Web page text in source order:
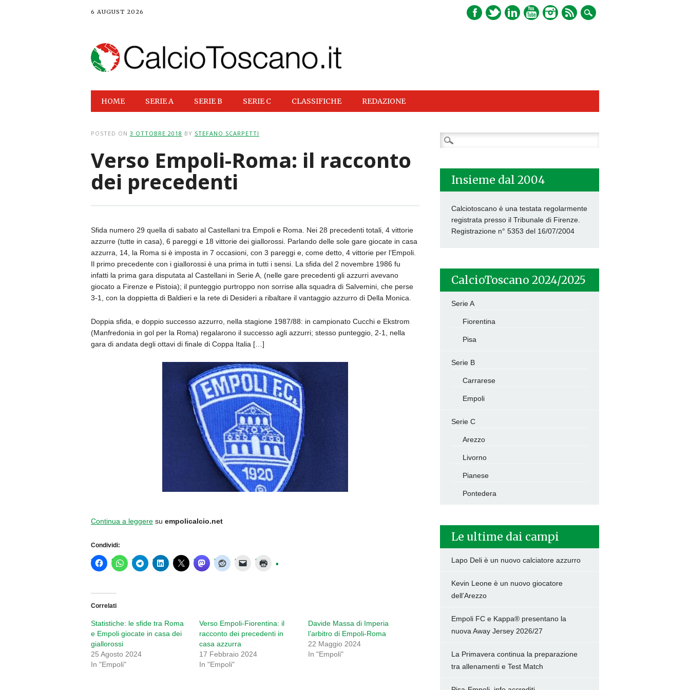
6 AUGUST 2026
Main menu
HOME SERIE A SERIE B SERIE C CLASSIFICHE REDAZIONE
POSTED ON 3 OTTOBRE 2018 BY STEFANO SCARPETTI
Verso Empoli-Roma: il racconto
dei precedenti
Sfida numero 29 quella di sabato al Castellani tra Empoli e Roma. Nei 28 precedenti totali, 4 vittorie
azzurre (tutte in casa), 6 pareggi e 18 vittorie dei giallorossi. Parlando delle sole gare giocate in casa
azzurra, 14, la Roma si è imposta in 7 occasioni, con 3 pareggi e, come detto, 4 vittorie per l’Empoli.
Il primo precedente con i giallorossi è una prima in tutti i sensi. La sfida del 2 novembre 1986 fu
infatti la prima gara disputata al Castellani in Serie A, (nelle gare precedenti gli azzurri avevano
giocato a Firenze e Pistoia); il punteggio purtroppo non sorrise alla squadra di Salvemini, che perse
3-1, con la doppietta di Baldieri e la rete di Desideri a ribaltare il vantaggio azzurro di Della Monica.
Doppia sfida, e doppio successo azzurro, nella stagione 1987/88: in campionato Cucchi e Ekstrom
(Manfredonia in gol per la Roma) regalarono il successo agli azzurri; stesso punteggio, 2-1, nella
gara di andata degli ottavi di finale di Coppa Italia […]
Continua a leggeresu empolicalcio.net
Condividi:
Correlati
Statistiche: le sfide tra Roma
e Empoli giocate in casa dei
giallorossi
25 Agosto 2024
In "Empoli"
Verso Empoli-Fiorentina: il
racconto dei precedenti in
casa azzurra
17 Febbraio 2024
In "Empoli"
Davide Massa di Imperia
l’arbitro di Empoli-Roma
22 Maggio 2024
In "Empoli"
Ricerca
per:
Insieme dal 2004
Calciotoscano è una testata regolarmente
registrata presso il Tribunale di Firenze.
Registrazione n° 5353 del 16/07/2004
CalcioToscano 2024/2025
Serie A
Fiorentina
Pisa
Serie B
Carrarese
Empoli
Serie C
Arezzo
Livorno
Pianese
Pontedera
Le ultime dai campi
Lapo Deli è un nuovo calciatore azzurro
Kevin Leone è un nuovo giocatore
dell’Arezzo
Empoli FC e Kappa® presentano la
nuova Away Jersey 2026/27
La Primavera continua la preparazione
tra allenamenti e Test Match